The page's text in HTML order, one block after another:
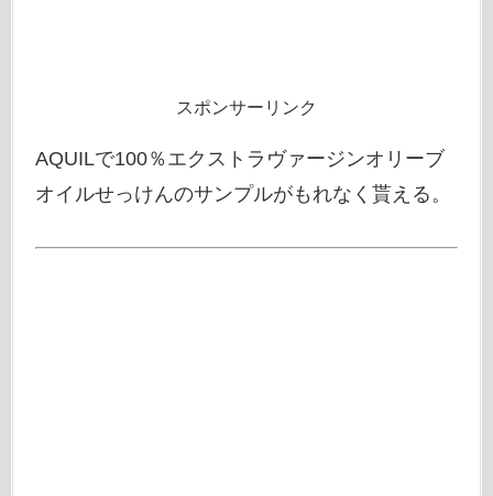
スポンサーリンク
AQUILで100％エクストラヴァージンオリーブ
オイルせっけんのサンプルがもれなく貰える。